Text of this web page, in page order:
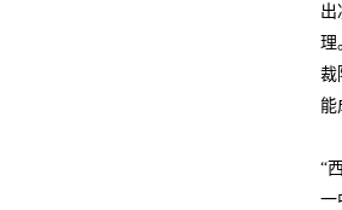
出
理
裁
能
“
一